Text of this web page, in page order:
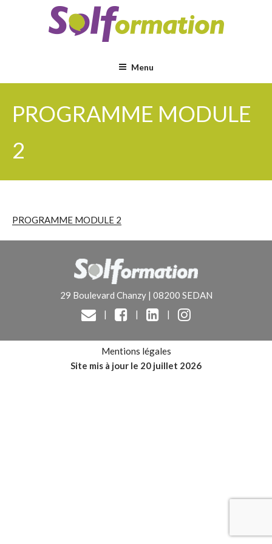
Menu
PROGRAMME MODULE
2
PROGRAMME MODULE 2
29 Boulevard Chanzy | 08200 SEDAN
|
| |
Mentions légales
Site mis à jour le 20 juillet 2026